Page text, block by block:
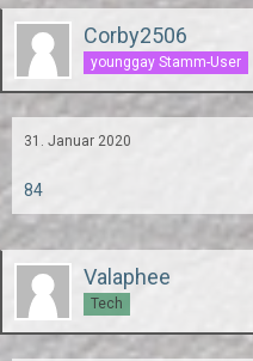
Corby2506
younggay Stamm-User
31. Januar 2020
84
Valaphee
Tech